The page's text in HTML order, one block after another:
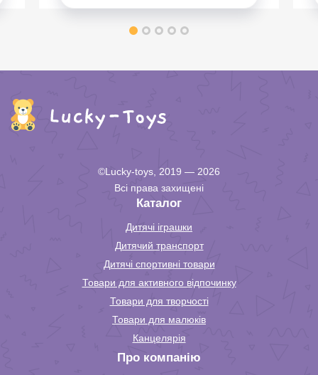
©Lucky-toys, 2019 — 2026
Всі права захищені
Каталог
Дитячі іграшки
Дитячий транспорт
Дитячі спортивні товари
Товари для активного відпочинку
Товари для творчості
Товари для малюків
Канцелярія
Про компанію